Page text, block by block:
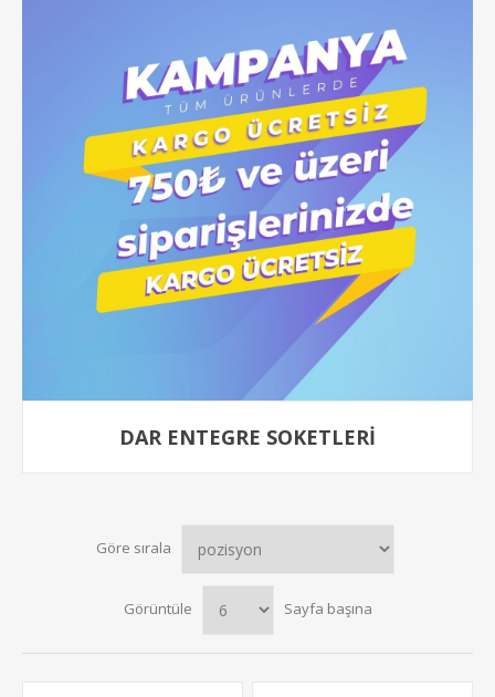
DAR ENTEGRE SOKETLERI
Göre sırala
Görüntüle Sayfa başına